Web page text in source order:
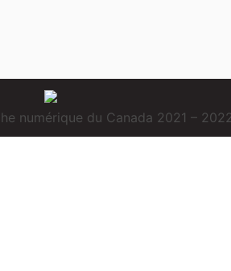
numérique du Canada 2021 –